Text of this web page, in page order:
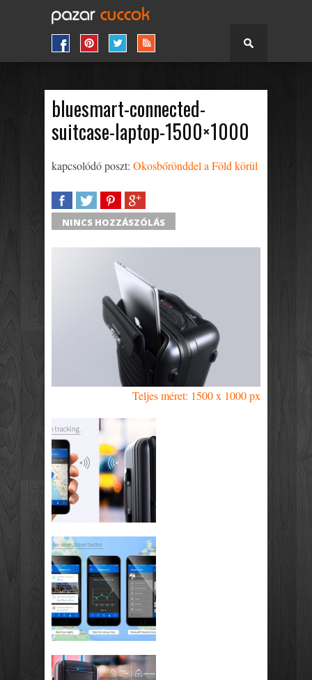
bluesmart-connected-
suitcase-laptop-1500×1000
kapcsolódó poszt: Okosbőrönddel a Föld körül
SHARETWEETSHARESHARE
NINCS HOZZÁSZÓLÁS
Teljes méret: 1500 x 1000 px